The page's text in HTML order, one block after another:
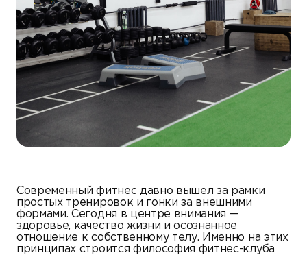
Современный фитнес давно вышел за рамки
простых тренировок и гонки за внешними
формами. Сегодня в центре внимания —
здоровье, качество жизни и осознанное
отношение к собственному телу. Именно на этих
принципах строится философия фитнес-клуба